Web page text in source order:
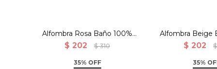
Alfombra Rosa Baño 100%
Algodón - 40x60
$ 202 $ 310
35% OFF
Alfombra Beige
Algodón -
$ 202
35%